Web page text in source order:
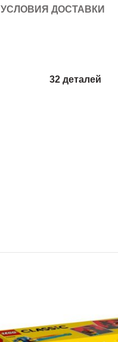
УСЛОВИЯ ДОСТАВКИ
32 деталей